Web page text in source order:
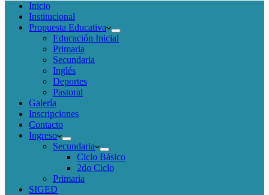
Inicio
Institucional
Propuesta Educativa
Educación Inicial
Primaria
Secundaria
Inglés
Deportes
Pastoral
Galería
Inscripciones
Contacto
Ingreso
Secundaria
Ciclo Básico
2do Ciclo
Primaria
SIGED